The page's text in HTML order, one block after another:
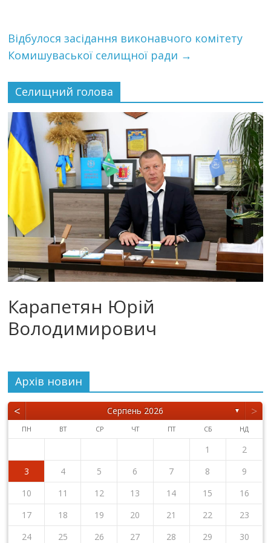
Відбулося засідання виконавчого комітету
Комишуваської селищної ради →
Селищний голова
Карапетян Юрій
Володимирович
Архiв новин
< Серпень 2026 ▼ >
ПН ВТ СР ЧТ ПТ СБ НД
1
2
3
4 5 6 7 8
9
10
11 12 13 14 15
16
17
18 19 20 21 22
23
24
25 26 27 28 29
30